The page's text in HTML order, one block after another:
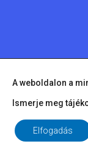
A weboldalon a
Ismerje meg
Elfogadás